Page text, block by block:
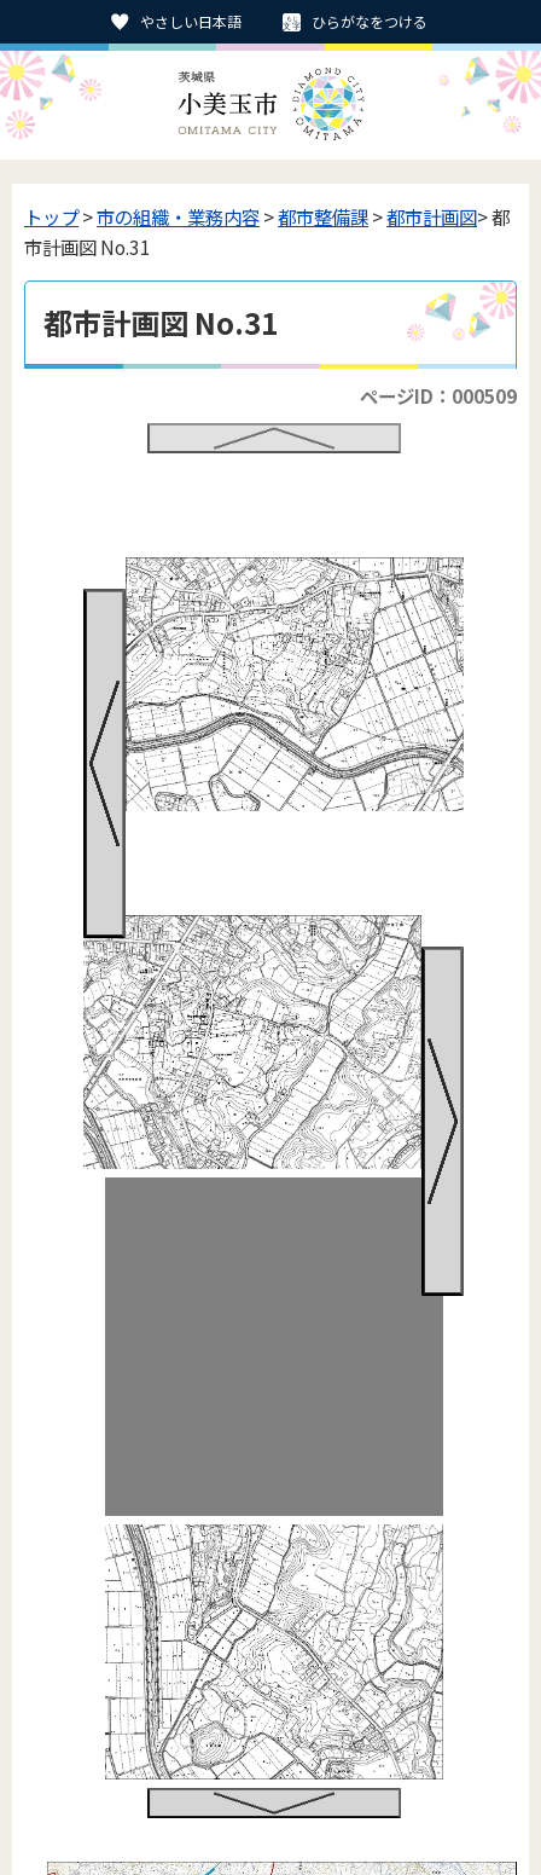
やさしい日本語 ひらがなをつける
トップ>市の組織・業務内容>都市整備課>都市計画図> 都
市計画図 No.31
都市計画図 No.31
ページID：000509